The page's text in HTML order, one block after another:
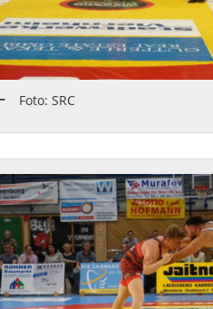
Foto: SRC